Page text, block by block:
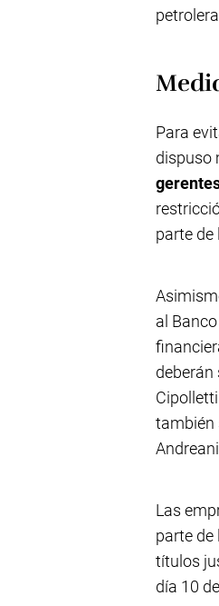
Para
dispuso
parte de
al
deberán
también
Las
parte de
títulos
día 10